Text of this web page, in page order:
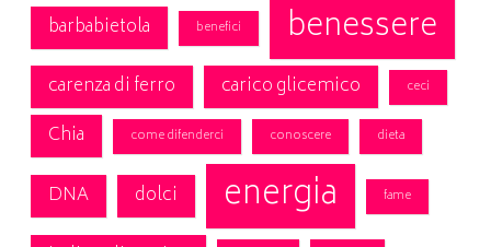
barbabietola
benefici benessere
carenza di ferro carico glicemico ceci
Chia come difenderci conoscere dieta
DNA dolci energia fame